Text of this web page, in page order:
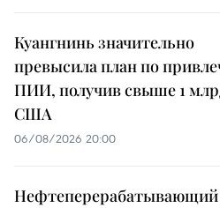
Куангнинь значительно
превысила план по
ПИИ, получив свыше 1
США
06/08/2026 20:00
Нефтеперерабатывающий